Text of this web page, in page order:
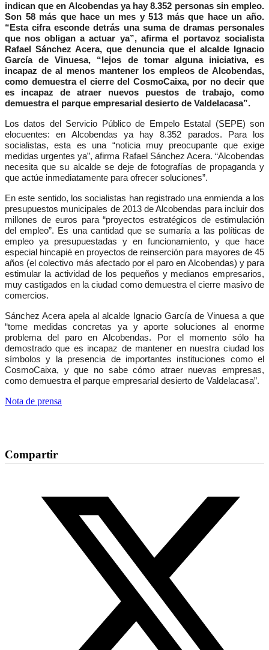
indican que en Alcobendas ya hay 8.352 personas sin empleo.
Son 58 más que hace un mes y 513 más que hace un año.
“Esta cifra esconde detrás una suma de dramas personales
que nos obligan a actuar ya”, afirma el portavoz socialista
Rafael Sánchez Acera, que denuncia que el alcalde Ignacio
García de Vinuesa, “lejos de tomar alguna iniciativa, es
incapaz de al menos mantener los empleos de Alcobendas,
como demuestra el cierre del CosmoCaixa, por no decir que
es incapaz de atraer nuevos puestos de trabajo, como
demuestra el parque empresarial desierto de Valdelacasa”.
Los datos del Servicio Público de Empelo Estatal (SEPE) son
elocuentes: en Alcobendas ya hay 8.352 parados. Para los
socialistas, esta es una “noticia muy preocupante que exige
medidas urgentes ya”, afirma Rafael Sánchez Acera. “Alcobendas
necesita que su alcalde se deje de fotografías de propaganda y
que actúe inmediatamente para ofrecer soluciones”.
En este sentido, los socialistas han registrado una enmienda a los
presupuestos municipales de 2013 de Alcobendas para incluir dos
millones de euros para “proyectos estratégicos de estimulación
del empleo”. Es una cantidad que se sumaría a las políticas de
empleo ya presupuestadas y en funcionamiento, y que hace
especial hincapié en proyectos de reinserción para mayores de 45
años (el colectivo más afectado por el paro en Alcobendas) y para
estimular la actividad de los pequeños y medianos empresarios,
muy castigados en la ciudad como demuestra el cierre masivo de
comercios.
Sánchez Acera apela al alcalde Ignacio García de Vinuesa a que
“tome medidas concretas ya y aporte soluciones al enorme
problema del paro en Alcobendas. Por el momento sólo ha
demostrado que es incapaz de mantener en nuestra ciudad los
símbolos y la presencia de importantes instituciones como el
CosmoCaixa, y que no sabe cómo atraer nuevas empresas,
como demuestra el parque empresarial desierto de Valdelacasa”.
Nota de prensa
Compartir